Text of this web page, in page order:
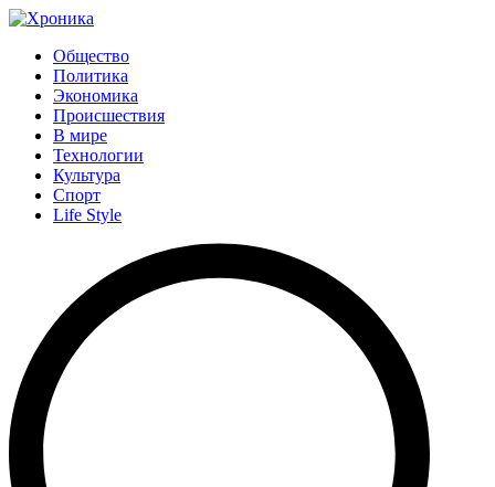
Общество
Политика
Экономика
Происшествия
В мире
Технологии
Культура
Спорт
Life Style